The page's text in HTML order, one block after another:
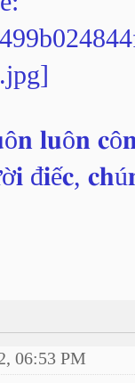
𝐥𝐮ô𝐧
đ𝐢ế𝐜,
06:53 PM